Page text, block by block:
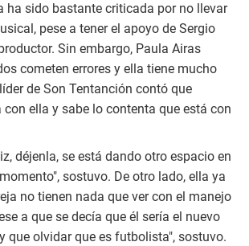
ha sido bastante criticada por no llevar
pese a tener el apoyo de Sergio
Sin embargo, Paula Airas
cometen errores y ella tiene mucho
de Son Tentanción contó que
con ella y sabe lo contenta que está con
déjenla, se está dando otro espacio en
sostuvo. De otro lado, ella ya
no tienen nada que ver con el manejo
a que se decía que él sería el nuevo
que olvidar que es futbolista", sostuvo.